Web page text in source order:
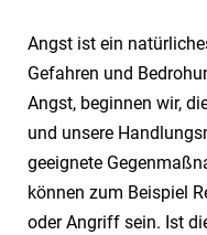
Angst ist ein
Gefahren und
Angst, beginnen wir,
und unsere
geeignete
können zum Beispiel
oder Angriff sein. Ist